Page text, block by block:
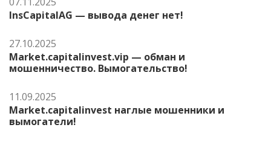
InsCapitalAG — вывода денег нет!
27.10.2025
Market.capitalinvest.vip — обман и
мошенничество. Вымогательство!
11.09.2025
Market.capitalinvest наглые мошенники и
вымогатели!